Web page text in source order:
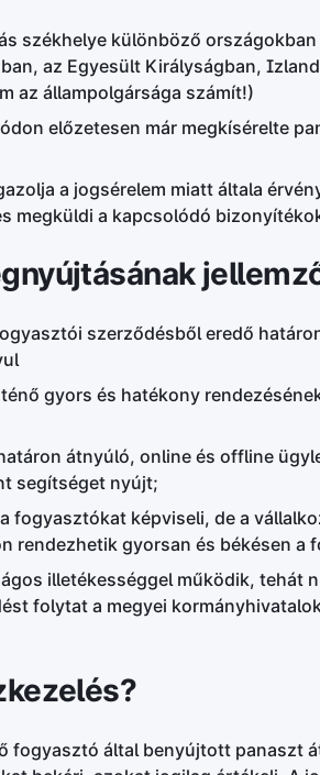
székhelye különböző
az Egyesült Királyságban,
az állampolgársága számít!)
előzetesen már megkísérelte
a jogsérelem miatt általa
megküldi a kapcsolódó
szerződésből eredő
gyors és hatékony
átnyúló, online és offline
segítséget nyújt;
fogyasztókat képviseli, de a
rendezhetik gyorsan és békésen a
illetékességgel működik, tehát
folytat a megyei
fogyasztó által benyújtott panaszt